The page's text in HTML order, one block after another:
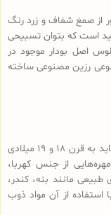
از صمغ شفاف و زرد رنگ
است که بتوان تسبیحی
اصل بودار موجود در
نوعی رزین مصنوعی ساخته
بپردازیم شاید باید به قرن 18 و 19 میلادی
از جنس کهربا،
طبیعی مانند بنه، کندر،
استفاده از آن مواد ذوب